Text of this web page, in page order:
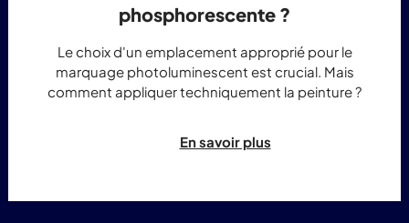
phosphorescente ?
Le choix d'un emplacement approprié pour le
marquage photoluminescent est crucial. Mais
comment appliquer techniquement la peinture ?
En savoir plus